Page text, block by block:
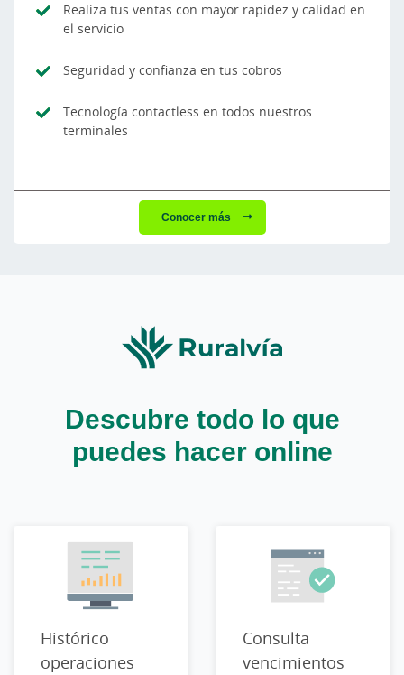
Realiza tus ventas con mayor rapidez y calidad en
el servicio
Seguridad y confianza en tus cobros
Tecnología contactless en todos nuestros
terminales
Conocer más
Descubre todo lo que
puedes hacer online
Histórico
operaciones
Consulta
vencimientos